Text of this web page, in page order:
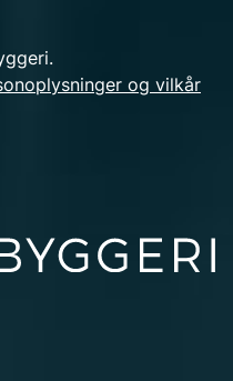
og vilkår